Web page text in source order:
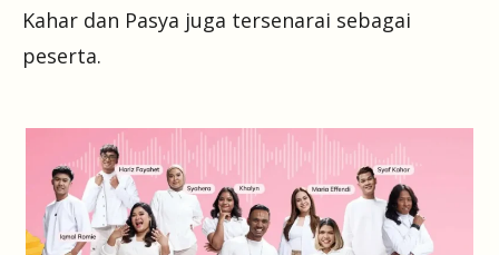
Kahar dan Pasya juga tersenarai sebagai
peserta.